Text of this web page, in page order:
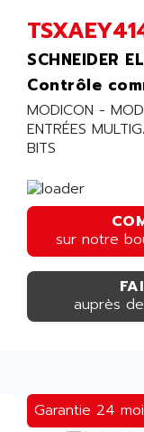
Garantie 24
SCHNEIDER
Contrôle
MODICON -
ENTRÉES
BITS
sur notre
auprès